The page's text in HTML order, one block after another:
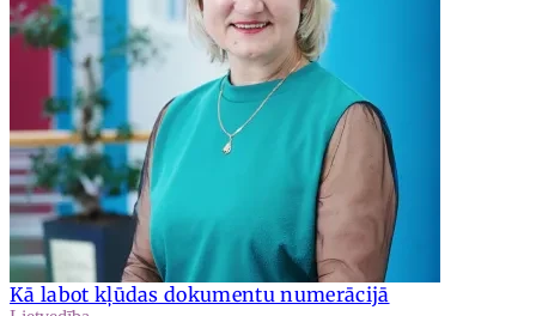
Kā labot kļūdas dokumentu numerācijā